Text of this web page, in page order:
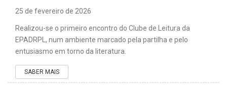
25 de fevereiro de 2026
Realizou-se o primeiro encontro do Clube de Leitura da
EPADRPL, num ambiente marcado pela partilha e pelo
entusiasmo em torno da literatura.
SABER MAIS